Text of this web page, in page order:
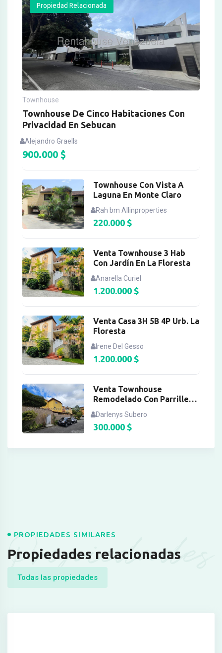
Propiedad Relacionada
Townhouse
Townhouse De Cinco Habitaciones Con
Privacidad En Sebucan
Alejandro Graells
900.000 $
Townhouse Con Vista A
Laguna En Monte Claro
Rah bm Allinproperties
220.000$
Venta Townhouse 3 Hab
Con Jardín En La Floresta
Anarella Curiel
1.200.000$
Venta Casa 3H 5B 4P Urb. La
Floresta
Irene Del Gesso
1.200.000$
Venta Townhouse
Remodelado Con Parrillera
Darlenys Subero
300.000$
Propiedades
PROPIEDADES SIMILARES
Propiedades relacionadas
Todas las propiedades